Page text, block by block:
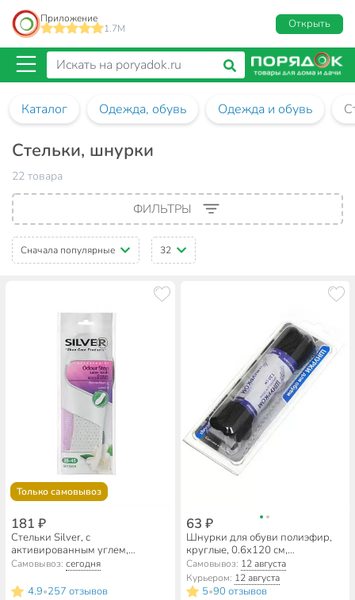
Приложение
1.7M
Открыть
Каталог Одежда, обувь Одежда и обувь
Стельки, шнурки
22 товара
ФИЛЬТРЫ
Сначала популярные 32
Только самовывоз
181 ₽
Стельки Silver, с
активированным углем,
всесезонные, латекс, анти-
00/TB4001-00(32)
Самовывоз:сегодня
4.9•257 отзывов
63 ₽
Шнурки для обуви полиэфир,
круглые, 0.6х120 см,
В865_6/310
Самовывоз: 12 августа
Курьером: 12 августа
5•90 отзывов